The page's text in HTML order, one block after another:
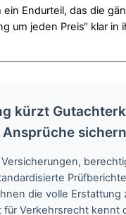
Endurteil, das die
um jeden Preis“ klar in
kürzt
sichern
die volle Erstattung
für Verkehrsrecht kennt